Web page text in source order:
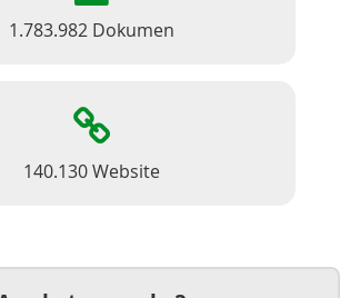
1.783.982 Dokumen
140.130 Website